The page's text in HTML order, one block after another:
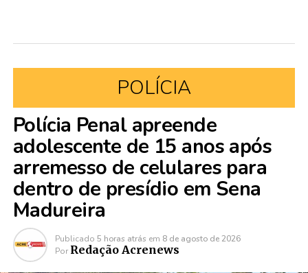
POLÍCIA
Polícia Penal apreende
adolescente de 15 anos após
arremesso de celulares para
dentro de presídio em Sena
Madureira
Publicado 5 horas atrás em 8 de agosto de 2026
Por Redação Acrenews